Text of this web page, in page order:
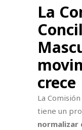
La
crece
La
tiene un
normalizar